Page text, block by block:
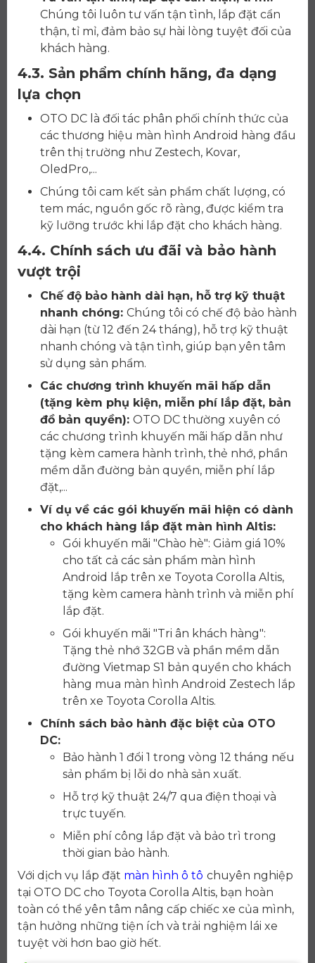
Chúng tôi luôn tư vấn tận tình, lắp đặt cẩn
thận, tỉ mỉ, đảm bảo sự hài lòng tuyệt đối của
khách hàng.
4.3. Sản phẩm chính hãng, đa dạng
lựa chọn
OTO DC là đối tác phân phối chính thức của
các thương hiệu màn hình Android hàng đầu
trên thị trường như Zestech, Kovar,
OledPro,...
Chúng tôi cam kết sản phẩm chất lượng, có
tem mác, nguồn gốc rõ ràng, được kiểm tra
kỹ lưỡng trước khi lắp đặt cho khách hàng.
4.4. Chính sách ưu đãi và bảo hành
vượt trội
Chế độ bảo hành dài hạn, hỗ trợ kỹ thuật
nhanh chóng: Chúng tôi có chế độ bảo hành
dài hạn (từ 12 đến 24 tháng), hỗ trợ kỹ thuật
nhanh chóng và tận tình, giúp bạn yên tâm
sử dụng sản phẩm.
Các chương trình khuyến mãi hấp dẫn
(tặng kèm phụ kiện, miễn phí lắp đặt, bản
đồ bản quyền): OTO DC thường xuyên có
các chương trình khuyến mãi hấp dẫn như
tặng kèm camera hành trình, thẻ nhớ, phần
mềm dẫn đường bản quyền, miễn phí lắp
đặt,...
Ví dụ về các gói khuyến mãi hiện có dành
cho khách hàng lắp đặt màn hình Altis:
Gói khuyến mãi "Chào hè": Giảm giá 10%
cho tất cả các sản phẩm màn hình
Android lắp trên xe Toyota Corolla Altis,
tặng kèm camera hành trình và miễn phí
lắp đặt.
Gói khuyến mãi "Tri ân khách hàng":
Tặng thẻ nhớ 32GB và phần mềm dẫn
đường Vietmap S1 bản quyền cho khách
hàng mua màn hình Android Zestech lắp
trên xe Toyota Corolla Altis.
Chính sách bảo hành đặc biệt của OTO
DC:
Bảo hành 1 đổi 1 trong vòng 12 tháng nếu
sản phẩm bị lỗi do nhà sản xuất.
Hỗ trợ kỹ thuật 24/7 qua điện thoại và
trực tuyến.
Miễn phí công lắp đặt và bảo trì trong
thời gian bảo hành.
Với dịch vụ lắp đặt màn hình ô tô chuyên nghiệp
tại OTO DC cho Toyota Corolla Altis, bạn hoàn
toàn có thể yên tâm nâng cấp chiếc xe của mình,
tận hưởng những tiện ích và trải nghiệm lái xe
tuyệt vời hơn bao giờ hết.